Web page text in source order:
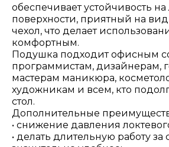
обеспечивает устойчивость
поверхности, приятный на
чехол, что делает
комфортным.
Подушка подходит офисным
программистам, дизайнерам,
мастерам маникюра,
художникам и всем, кто
стол.
Дополнительные
• снижение давления
• делать длительную работу за